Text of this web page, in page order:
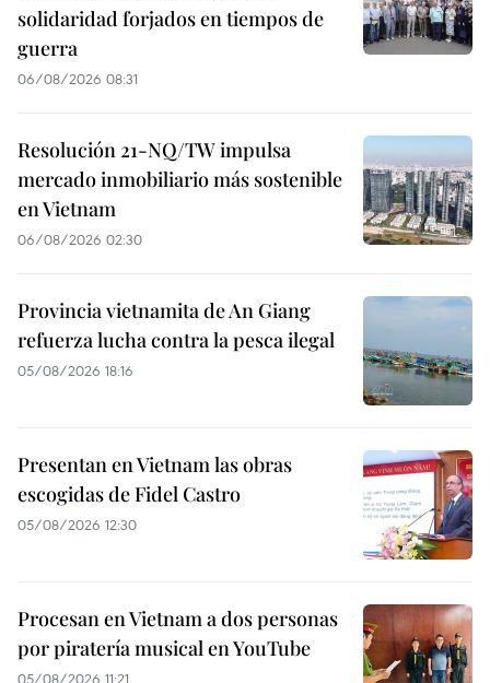
solidaridad forjados en tiempos de
guerra
06/08/2026 08:31
Resolución 21-NQ/TW impulsa
mercado inmobiliario más sostenible
en Vietnam
06/08/2026 02:30
Provincia vietnamita de An Giang
refuerza lucha contra la pesca ilegal
05/08/2026 18:16
Presentan en Vietnam las obras
escogidas de Fidel Castro
05/08/2026 12:30
Procesan en Vietnam a dos personas
por piratería musical en YouTube
05/08/2026 11:21